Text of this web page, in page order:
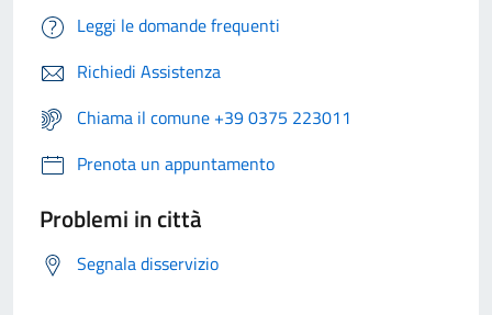
Leggi le domande frequenti
Richiedi Assistenza
Chiama il comune +39 0375 223011
Prenota un appuntamento
Problemi in città
Segnala disservizio